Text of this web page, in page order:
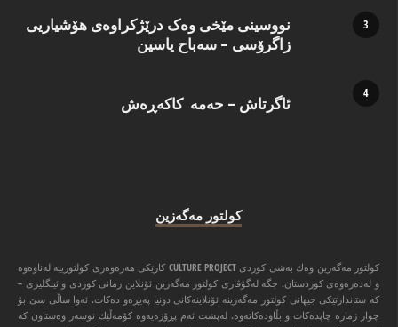
نووسینی مێخی وەک درێژکراوەی هۆشیاریی
زاگرۆسی – سەباح یاسین
ئاگرتاش – حەمە کاکەڕەش
كولتور مه‌گه‌زین
كولتور مه‌گه‌زین وه‌ك به‌شی كوردی CULTURE PROJECT كارێكی هه‌ره‌وه‌زی كولتورییه‌ له‌ناوه‌وه‌
و له‌ده‌ره‌وه‌ی كوردستان. جگه‌ له‌گۆڤاری كولتور مه‌گه‌زین ئۆنلاین زمانی كوردی و ئینگلیزی –
كه‌ ستاندارتێكی جیهانی كولتور مه‌گه‌زینه‌ ئۆنلاینه‌كانی دونیا په‌یڕه‌و ده‌كات. ئه‌وا ‌ساڵی سێ بۆ
چوار ژماره‌ چاپده‌كات و بڵاوده‌كاته‌وه‌. له‌پشت ئه‌م پڕۆژه‌یه‌وه‌ كۆمه‌ڵێك نوسه‌ر وه‌ستاون كه‌